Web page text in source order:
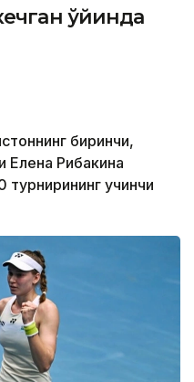
ўйинда
биринчи,
Елена Рибакина
учинчи